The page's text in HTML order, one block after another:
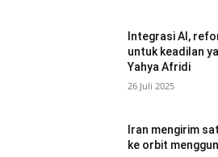
Integrasi AI,
untuk keadilan
Yahya Afridi
26 Juli 2025
Iran mengirim
ke orbit